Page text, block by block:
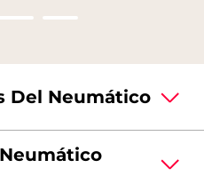
Del Neumático